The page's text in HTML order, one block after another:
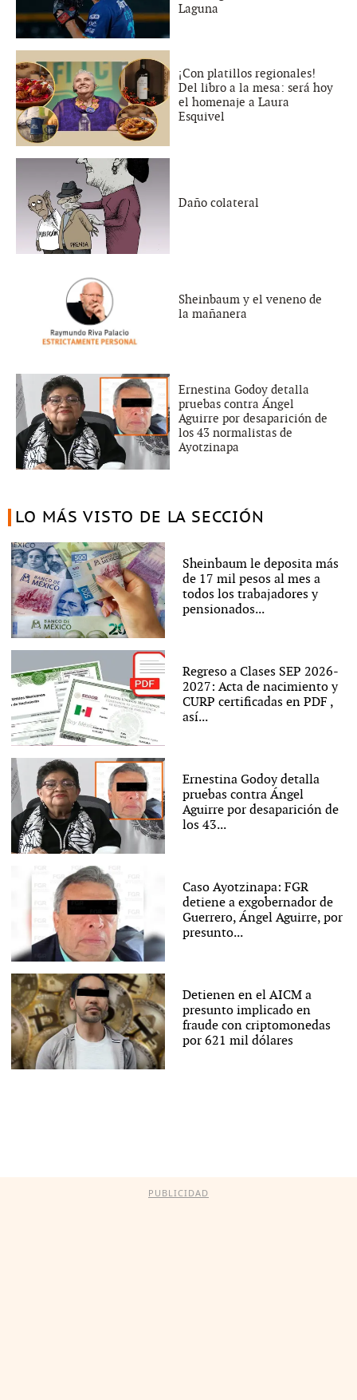
Laguna
¡Con platillos regionales!
Del libro a la mesa: será hoy
el homenaje a Laura
Esquivel
Daño colateral
Sheinbaum y el veneno de
la mañanera
Ernestina Godoy detalla
pruebas contra Ángel
Aguirre por desaparición de
los 43 normalistas de
Ayotzinapa
LO MÁS VISTO DE LA SECCIÓN
Sheinbaum le deposita más
de 17 mil pesos al mes a
todos los trabajadores y
pensionados...
Regreso a Clases SEP 2026-
2027: Acta de nacimiento y
CURP certificadas en PDF ,
así...
Ernestina Godoy detalla
pruebas contra Ángel
Aguirre por desaparición de
los 43...
Caso Ayotzinapa: FGR
detiene a exgobernador de
Guerrero, Ángel Aguirre, por
presunto...
Detienen en el AICM a
presunto implicado en
fraude con criptomonedas
por 621 mil dólares
PUBLICIDAD